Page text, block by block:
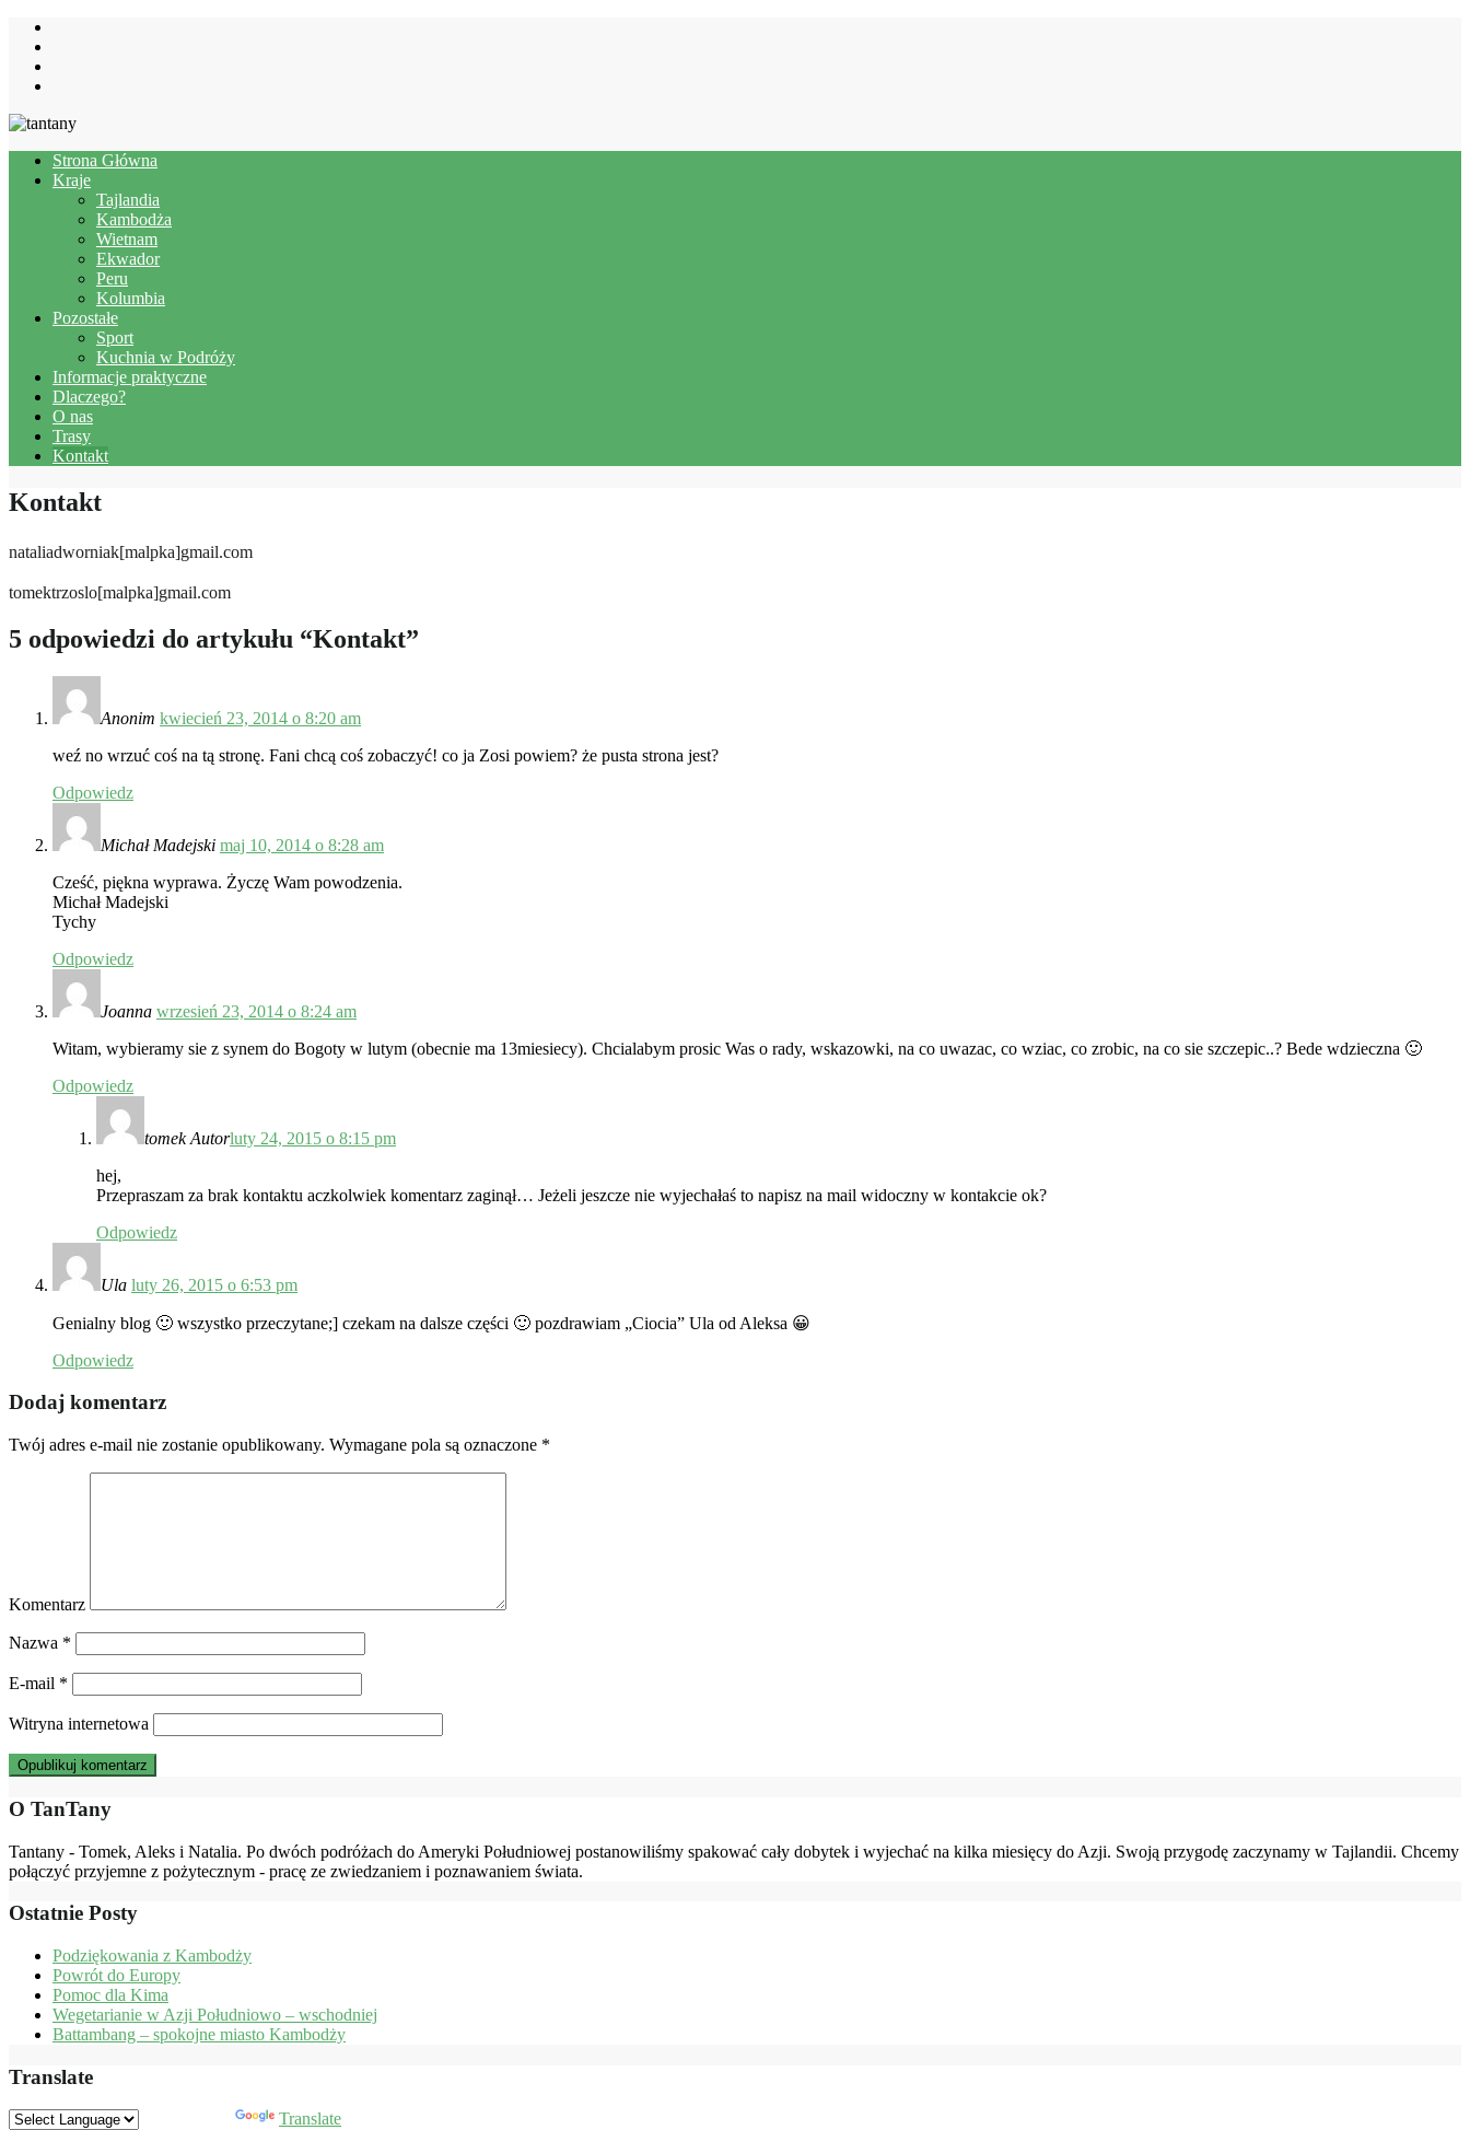
Strona Główna
Kraje
Tajlandia
Kambodża
Wietnam
Ekwador
Peru
Kolumbia
Pozostałe
Sport
Kuchnia w Podróży
Informacje praktyczne
Dlaczego?
O nas
Trasy
Kontakt
Kontakt
nataliadworniak[malpka]gmail.com
tomektrzoslo[malpka]gmail.com
5 odpowiedzi do artykułu “Kontakt”
Anonim kwiecień 23, 2014 o 8:20 am
weź no wrzuć coś na tą stronę. Fani chcą coś zobaczyć! co ja Zosi powiem? że pusta strona jest?
Odpowiedz
Michał Madejski maj 10, 2014 o 8:28 am
Cześć, piękna wyprawa. Życzę Wam powodzenia.
Michał Madejski
Tychy
Odpowiedz
Joanna wrzesień 23, 2014 o 8:24 am
Witam, wybieramy sie z synem do Bogoty w lutym (obecnie ma 13miesiecy). Chcialabym prosic Was o rady, wskazowki, na co uwazac, co wziac, co zrobic, na co sie szczepic..? Bede wdzieczna 🙂
Odpowiedz
tomekAutorluty 24, 2015 o 8:15 pm
hej,
Przepraszam za brak kontaktu aczkolwiek komentarz zaginął… Jeżeli jeszcze nie wyjechałaś to napisz na mail widoczny w kontakcie ok?
Odpowiedz
Ula luty 26, 2015 o 6:53 pm
Genialny blog 🙂 wszystko przeczytane;] czekam na dalsze części 🙂 pozdrawiam „Ciocia” Ula od Aleksa 😀
Odpowiedz
Dodaj komentarz
Twój adres e-mail nie zostanie opublikowany. Wymagane pola są oznaczone *
Komentarz
Nazwa *
E-mail *
Witryna internetowa
O TanTany
Tantany - Tomek, Aleks i Natalia. Po dwóch podróżach do Ameryki Południowej postanowiliśmy spakować cały dobytek i wyjechać na kilka miesięcy do Azji. Swoją przygodę zaczynamy w Tajlandii. Chcemy
połączyć przyjemne z pożytecznym - pracę ze zwiedzaniem i poznawaniem świata.
Ostatnie Posty
Podziękowania z Kambodży
Powrót do Europy
Pomoc dla Kima
Wegetarianie w Azji Południowo – wschodniej
Battambang – spokojne miasto Kambodży
Translate
Translate